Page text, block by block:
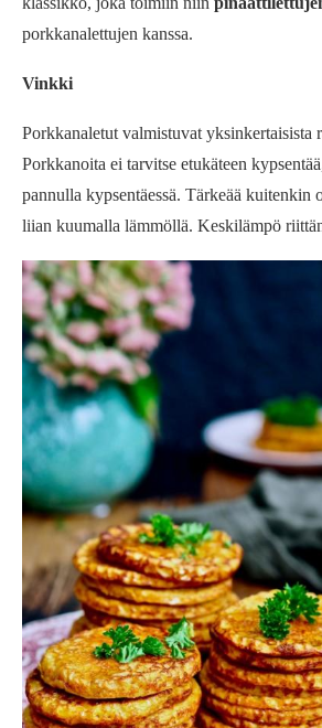
porkkanalettujen kanssa.
Vinkki
Porkkanaletut valmistuvat yksinkertaisista
Porkkanoita ei tarvitse etukäteen
pannulla kypsentäessä. Tärkeää kuitenkin
liian kuumalla lämmöllä. Keskilämpö